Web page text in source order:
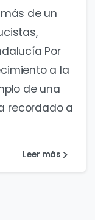
de un
Por
a la
de una
recordado a
Leer más